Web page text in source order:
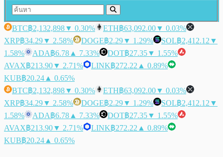
BTC฿2,132,898▼ 0.30% ETH฿63,092.00▼ 0.03%
XRP฿34.29▼ 2.58% DOGE฿2.29▼ 1.29% SOL฿2,412.12 ▼
1.58%
ADA฿6.78 ▲ 7.33% DOT฿27.35▼ 1.55%
AVAX฿213.90▼ 2.71% LINK฿272.22 ▲ 0.89%
KUB฿20.24 ▲ 0.65%
BTC฿2,132,898▼ 0.30% ETH฿63,092.00▼ 0.03%
XRP฿34.29▼ 2.58% DOGE฿2.29▼ 1.29% SOL฿2,412.12 ▼
1.58%
ADA฿6.78 ▲ 7.33% DOT฿27.35▼ 1.55%
AVAX฿213.90▼ 2.71% LINK฿272.22 ▲ 0.89%
KUB฿20.24 ▲ 0.65%